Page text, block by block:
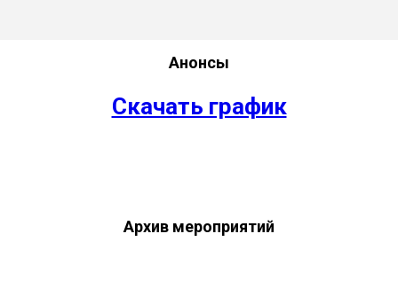
Анонсы
Скачать график
Архив мероприятий